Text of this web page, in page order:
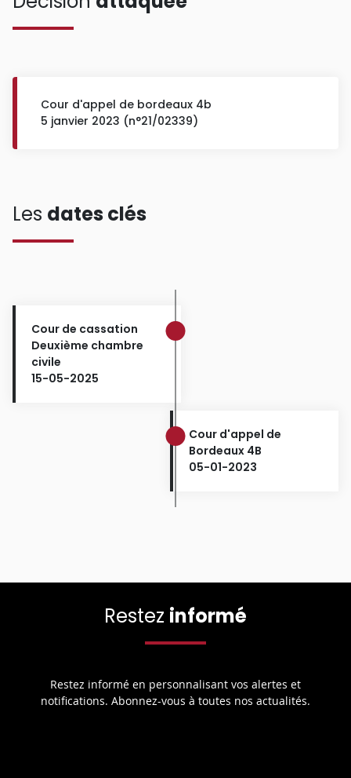
Cour d'appel de bordeaux 4b
5 janvier 2023 (n°21/02339)
Les dates clés
Cour de cassation
Deuxième chambre
civile
15-05-2025
Cour d'appel de
Bordeaux 4B
05-01-2023
Restez informé
Restez informé en personnalisant vos alertes et
notifications. Abonnez-vous à toutes nos actualités.